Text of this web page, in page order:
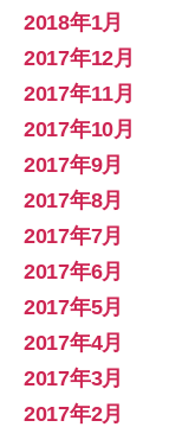
2018年1月
2017年12月
2017年11月
2017年10月
2017年9月
2017年8月
2017年7月
2017年6月
2017年5月
2017年4月
2017年3月
2017年2月